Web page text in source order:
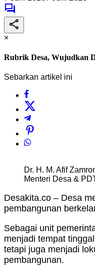
×
Rubrik Desa, Wujudkan
Sebarkan artikel ini
Dr. H. M. Afif
Menteri Desa &
Desakita.co – Desa
pembangunan
Sebagai unit
menjadi tempat
tetapi juga menjadi
pembangunan.